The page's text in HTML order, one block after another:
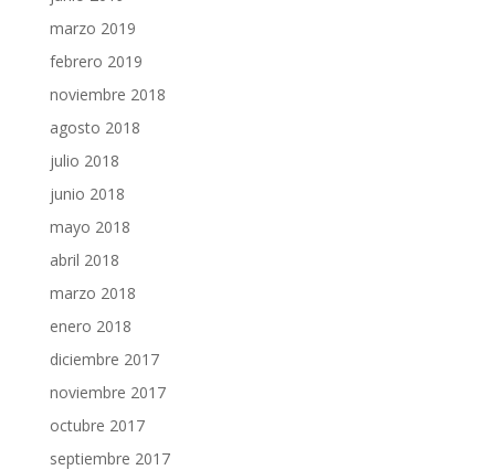
marzo 2019
febrero 2019
noviembre 2018
agosto 2018
julio 2018
junio 2018
mayo 2018
abril 2018
marzo 2018
enero 2018
diciembre 2017
noviembre 2017
octubre 2017
septiembre 2017